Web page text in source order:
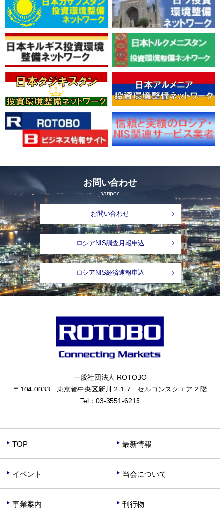
お問い合わせ
запрос
お問い合わせ
ロシアNIS調査月報申込
ロシアNIS経済速報申込
一般社団法人 ROTOBO
〒104-0033 東京都中央区新川 2-1-7 セルコンスクエア 2 階
Tel： 03-3551-6215
TOP 最新情報
イベント 当会について
事業案内 刊行物